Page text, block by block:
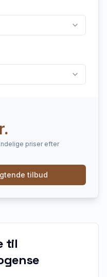
priser efter
tilbud
til